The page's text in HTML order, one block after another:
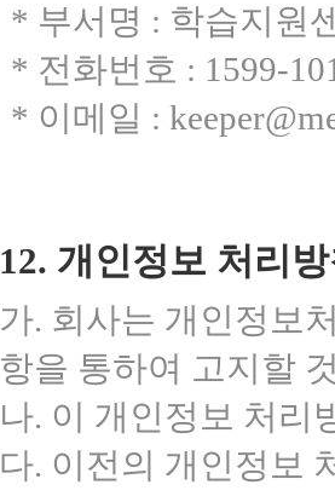
* 부서명 : 학습지원
* 전화번호 : 1599-
* 이메일 :
12. 개인정보 처리
가. 회사는 개인정보
항을 통하여 고지할
나. 이 개인정보 처리
다. 이전의 개인정보